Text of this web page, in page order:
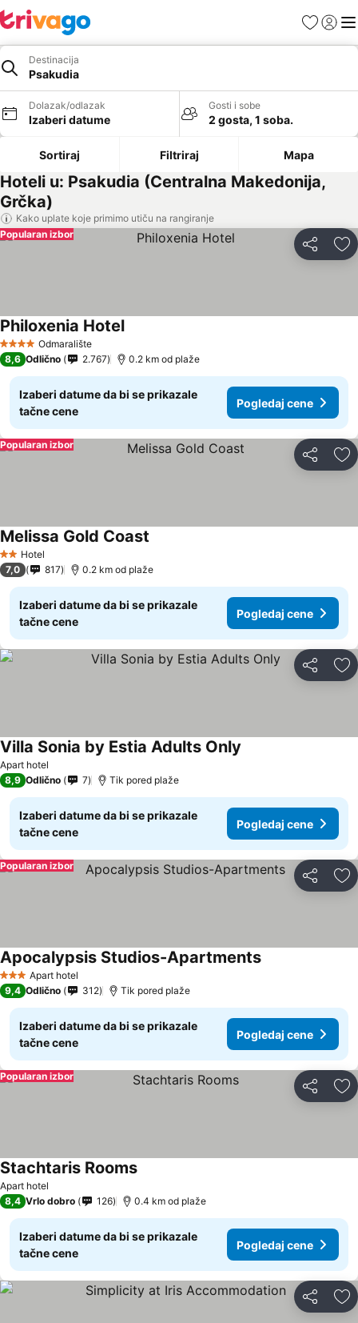
FavoritiPrijavi
Destinacija
Psakudia
Dolazak/odlazak
Izaberi datume
Gosti i sobe
2 gosta, 1 soba.
Sortiraj Filtriraj Mapa
Hoteli u: Psakudia (Centralna Makedonija,
Grčka)
Kako uplate koje primimo utiču na rangiranje
Deli
Popularan izbor
4 ZvezdiceOdmaralište
Philoxenia Hotel
8,6 Odlično 2.767 0.2 km od plaže
Izaberi datume da bi se prikazale
tačne cene
Pogledaj cene
Deli
Popularan izbor
2 Zvezdice
Hotel
Melissa Gold Coast
7,0 817 0.2 km od plaže
Izaberi datume da bi se prikazale
tačne cene
Pogledaj cene
Deli
Apart hotel
Villa Sonia by Estia Adults Only
8,9 Odlično 7 Tik pored plaže
Izaberi datume da bi se prikazale
tačne cene
Pogledaj cene
Deli
Popularan izbor
3 ZvezdiceApart hotel
Apocalypsis Studios-Apartments
9,4 Odlično 312 Tik pored plaže
Izaberi datume da bi se prikazale
tačne cene
Pogledaj cene
Deli
Popularan izbor
Apart hotel
Stachtaris Rooms
8,4 Vrlo dobro 126 0.4 km od plaže
Izaberi datume da bi se prikazale
tačne cene
Pogledaj cene
Deli